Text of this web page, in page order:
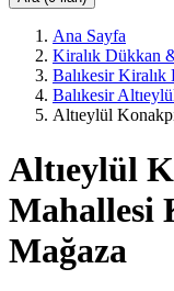
Ana Sayfa
Kiralık Dükkan
Balıkesir
Balıkesir
Altıeylül
Altıeylül
Mahallesi
Mağaza